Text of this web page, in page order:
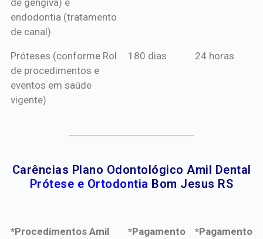
endodontia (tratamento
de canal)
Próteses (conforme Rol
de procedimentos e
eventos em saúde
vigente)
180 dias 24 horas
Carências Plano Odontológico Amil Dental
Prótese e Ortodontia Bom Jesus RS
*Procedimentos Amil
*Pagamento
*Pagamento